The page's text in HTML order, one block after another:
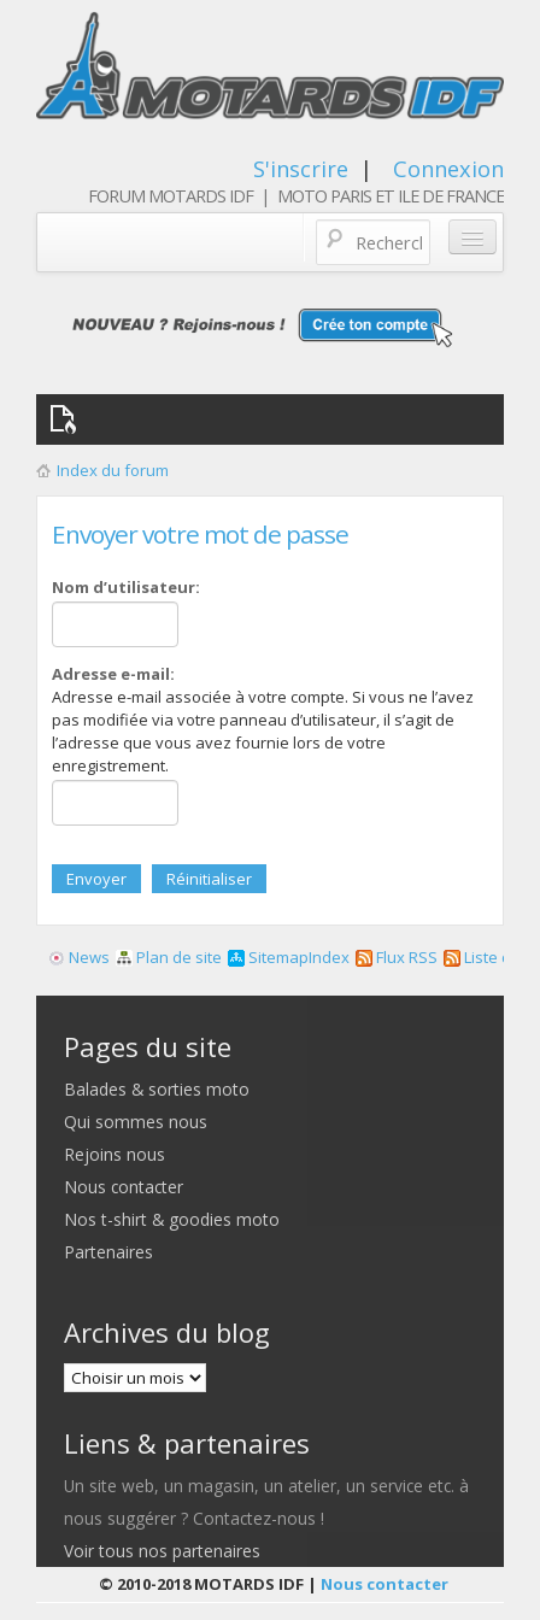
S'inscrire | Connexion
FORUM MOTARDS IDF | MOTO PARIS ET ILE DE FRANCE
Qui sommes nous
Les membres
Index du forum
Envoyer votre mot de passe
Nom d’utilisateur:
Adresse e-mail:
Adresse e-mail associée à votre compte. Si vous ne l’avez
pas modifiée via votre panneau d’utilisateur, il s’agit de
l’adresse que vous avez fournie lors de votre
enregistrement.
News Plan de site SitemapIndex Flux RSS Liste des
Pages du site
Balades & sorties moto
Qui sommes nous
Rejoins nous
Nous contacter
Nos t-shirt & goodies moto
Partenaires
Archives du blog
Liens & partenaires
Un site web, un magasin, un atelier, un service etc. à
nous suggérer ? Contactez-nous !
Voir tous nos partenaires
© 2010-2018 MOTARDS IDF | Nous contacter